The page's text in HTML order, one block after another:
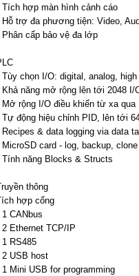
Tích hợp màn hình cảnh cáo
Hỗ trợ đa phương tiện: Video,
Phân cấp bảo vệ đa lớp
Tùy chọn I/O: digital, analog,
Khả năng mở rộng lên tới 2048 I/
Mở rộng I/O điều khiển từ xa
Tự động hiệu chỉnh PID, lên tới
Recipes & data logging via data
MicroSD card - log, backup,
Tính năng Blocks & Structs
thông
hợp cổng
1 CANbus
2 Ethernet TCP/IP
1 RS485
2 USB host
1 Mini USB for programming